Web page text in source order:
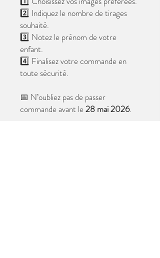
2️⃣ Indiquez le nombre de tirages
souhaité.
3️⃣ Notez le prénom de votre
enfant.
4️⃣ Finalisez votre commande en
toute sécurité.
📅 N’oubliez pas de passer
commande avant le28 mai 2026.